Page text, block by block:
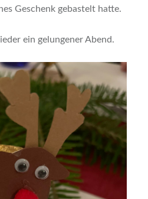
Geschenk gebastelt hatte.
ein gelungener Abend.